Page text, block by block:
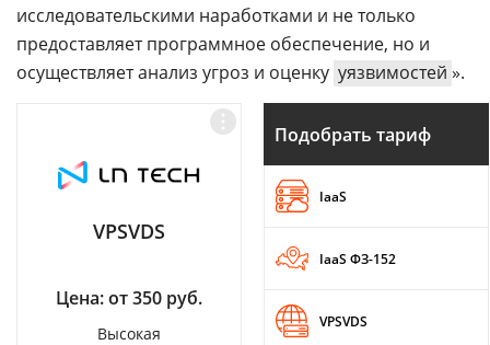
исследовательскими наработками и не только
предоставляет программное обеспечение, но и
осуществляет анализ угроз и оценку уязвимостей ».
VPSVDS
Цена: от 350 руб.
Высокая
Подобрать тариф
IaaS
IaaS ФЗ-152
VPSVDS